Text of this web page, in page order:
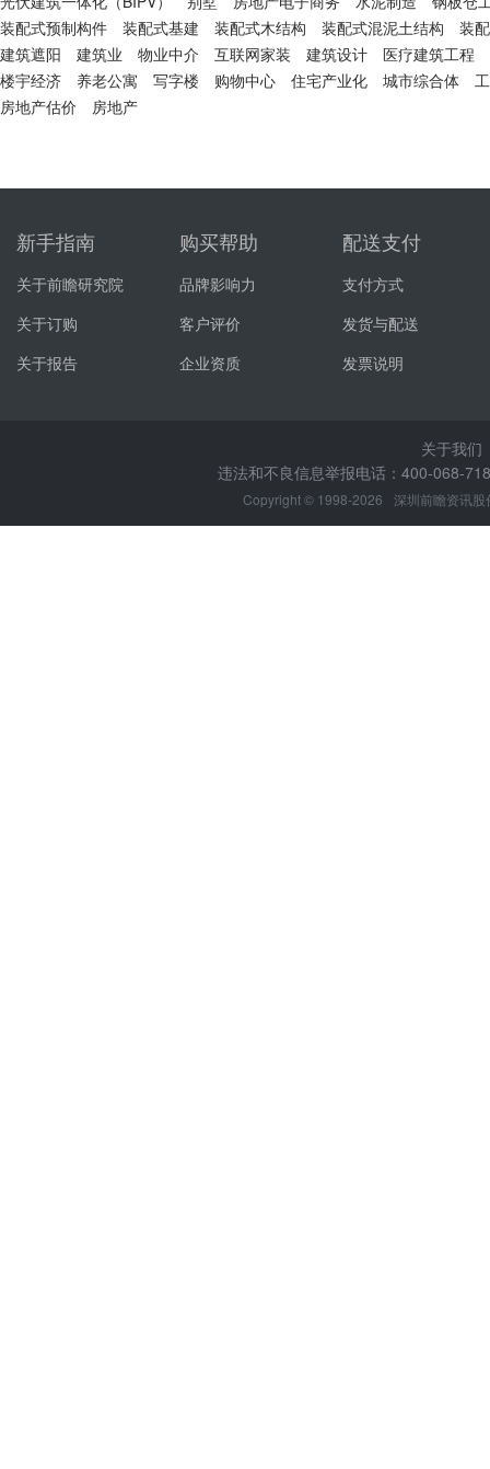
装配式预制构件
装配式基建 装配式木结构 装配式混泥土结构
装
建筑遮阳
建筑业 物业中介 互联网家装 建筑设计
医疗建筑工程
楼宇经济
养老公寓 写字楼 购物中心 住宅产业化 城市综合体
房地产估价
房地产
新手指南
关于前瞻研究院
关于订购
关于报告
购买帮助
品牌影响力
客户评价
企业资质
配送支付
支付方式
发货与配送
发票说明
关于我们
违法和不良信息举报电话：400-068-
Copyright © 1998-2026 深圳前瞻资讯股